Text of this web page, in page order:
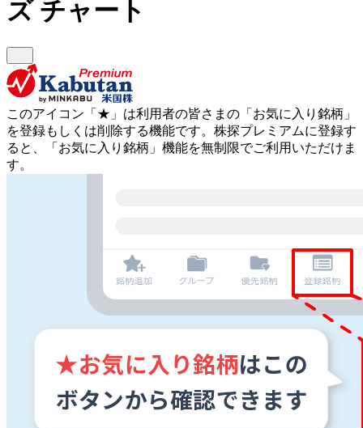
ズ チャート
このアイコン 「★」 は利用者の皆さまの 「お気に入り銘柄」
を登録もしくは削除する機能です。 株探プレミアムに登録す
ると、「お気に入り銘柄」機能を無制限でご利用いただけま
す。